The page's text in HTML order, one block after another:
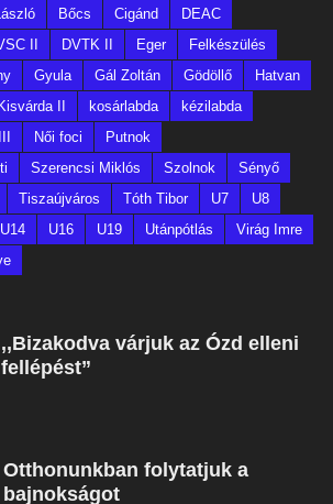
Bőcs Cigánd
DEAC
II DVTK II Eger
Felkészülés
Gyula Gál Zoltán Gödöllő
Hatvan
Kisvárda II kosárlabda
kézilabda
Női foci
Putnok
Szerencsi Miklós Szolnok
Sényő
Tiszaújváros Tóth Tibor U7
U8
U14 U16 U19 Utánpótlás
Virág Imre
,,Bizakodva várjuk az Ózd elleni
fellépést”
Otthonunkban folytatjuk a
bajnokságot